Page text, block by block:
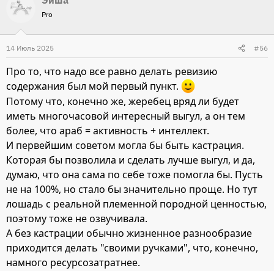
к
и
и
:
Pro
14 Июль 2025 #56
Про то, что надо все равно делать ревизию
содержания был мой первый пункт.
Потому что, конечно же, жеребец вряд ли будет
иметь многочасовой интересный выгул, а он тем
более, что араб = активность + интеллект.
И первейшим советом могла бы быть кастрация.
Которая бы позволила и сделать лучше выгул, и да,
думаю, что она сама по себе тоже помогла бы. Пусть
не на 100%, но стало бы значительно проще. Но тут
лошадь с реальной племенной породной ценностью,
поэтому тоже не озвучивала.
А без кастрации обычно жизненное разнообразие
приходится делать "своими ручками", что, конечно,
намного ресурсозатратнее.